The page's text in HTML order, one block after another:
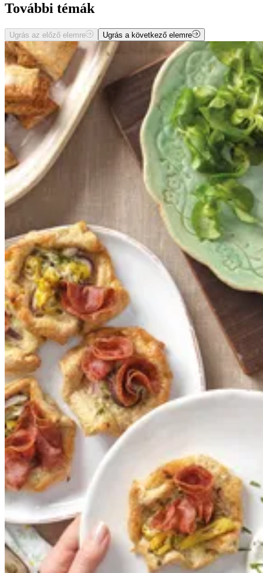
További témák
Ugrás az előző elemre Ugrás a következő elemre